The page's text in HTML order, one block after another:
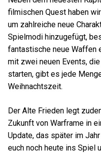
filmischen Quest haben
um zahlreiche neue
Spielmodi hinzugefügt,
fantastische neue Waffen
mit zwei neuen Events,
starten, gibt es jede
Weihnachtszeit.
Der Alte Frieden legt
Zukunft von Warframe in
Update, das später im
euch noch heute ins Spiel